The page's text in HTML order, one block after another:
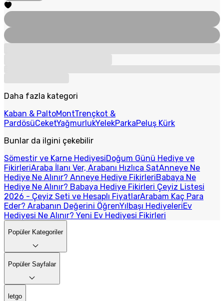
Daha fazla kategori
Kaban & PaltoMontTrençkot &
PardösüCeketYağmurlukYelekParkaPeluş Kürk
Bunlar da ilgini çekebilir
Sömestir ve Karne HediyesiDoğum Günü Hediye ve
FikirleriAraba İlanı Ver, Arabanı Hızlıca SatAnneye Ne
Hediye Ne Alınır? Anneye Hediye FikirleriBabaya Ne
Hediye Ne Alınır? Babaya Hediye Fikirleri Çeyiz Listesi
2026 - Çeyiz Seti ve Hesaplı FiyatlarArabam Kaç Para
Eder? Arabanın Değerini ÖğrenYılbaşı HediyeleriEv
Hediyesi Ne Alınır? Yeni Ev Hediyesi Fikirleri
Popüler Kategoriler
Popüler Sayfalar
letgo